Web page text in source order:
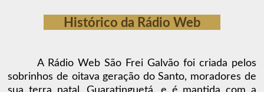
Histórico da Rádio Web
A Rádio Web São Frei Galvão foi criada pelos
sobrinhos de oitava geração do Santo, moradores de